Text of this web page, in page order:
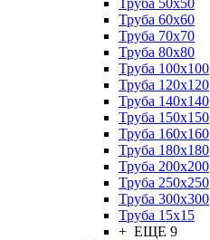
Труба 50x50
Труба 60x60
Труба 70x70
Труба 80x80
Труба 100x100
Труба 120x120
Труба 140x140
Труба 150x150
Труба 160x160
Труба 180x180
Труба 200x200
Труба 250x250
Труба 300x300
Труба 15x15
+ ЕЩЕ 9